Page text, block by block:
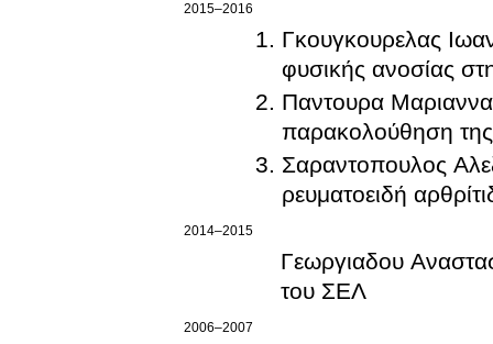
2015–2016
Γκουγκουρελας
φυσικής ανοσίας
Παντουρα
παρακολούθηση της
Σαραντοπουλος
ρευματοειδή
2014–2015
Γεωργιαδου
του ΣΕΛ
2006–2007